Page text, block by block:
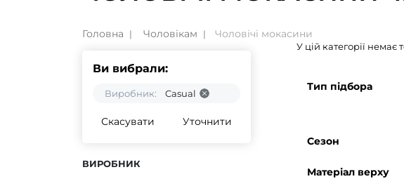
Головна Чоловікам Чоловічі мокасини
Ви вибрали:
Виробник: Casual
Скасувати Уточнити
ВИРОБНИК
У цій категорії немає
Тип підбора
Сезон
Матеріал верху